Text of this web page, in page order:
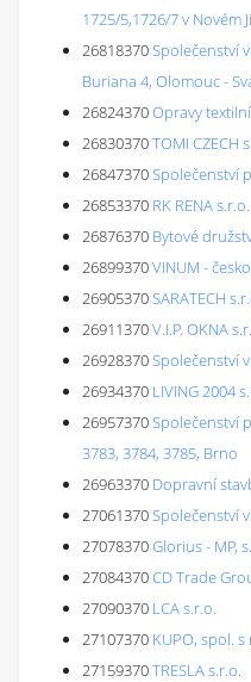
1725/5,1726/7 v Novém
26818370Společenství
Buriana 4, Olomouc -
26824370Opravy
26830370TOMI CZECH
26847370Společenství
26853370 RK RENA s.r.o.
26876370 Bytové
26899370VINUM -
26905370SARATECH
26911370V.I.P. OKNA
26928370Společenství
26934370 LIVING 2004
26957370Společenství
3783, 3784, 3785, Brno
26963370 Dopravní
27061370Společenství
27078370Glorius - MP,
27084370CD Trade
27090370 LCA s.r.o.
27107370 KUPO, spol. s
27159370TRESLA s.r.o.